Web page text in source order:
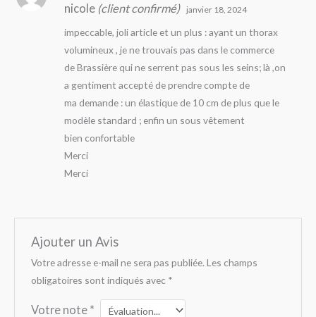
nicole (client confirmé) janvier 18, 2024
impeccable, joli article et un plus : ayant un thorax
volumineux , je ne trouvais pas dans le commerce
de Brassière qui ne serrent pas sous les seins; là ,on
a gentiment accepté de prendre compte de
ma demande : un élastique de 10 cm de plus que le
modèle standard ; enfin un sous vêtement
bien confortable
Merci
Merci
Ajouter un Avis
Votre adresse e-mail ne sera pas publiée. Les champs
obligatoires sont indiqués avec *
Votre note *